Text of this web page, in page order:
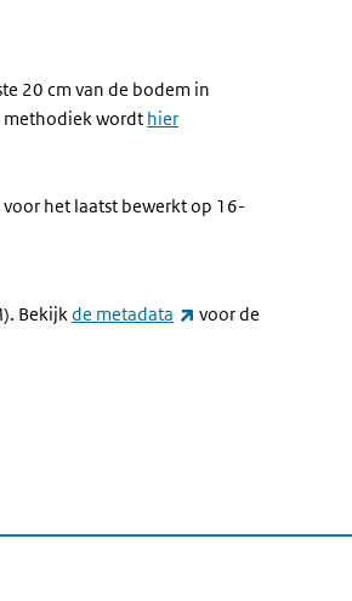
20 cm van de bodem in
methodiek wordt hier
voor het laatst bewerkt op 16-
Bekijkde metadata (externe link)
voor de